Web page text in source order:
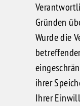
Gründen
Wurde die
ihrer
Ihrer